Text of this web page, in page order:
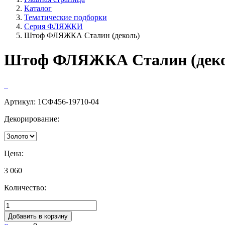
Каталог
Тематические подборки
Серия ФЛЯЖКИ
Штоф ФЛЯЖКА Сталин (деколь)
Штоф ФЛЯЖКА Сталин
Артикул: 1СФ456-19710-04
Декорирование:
Цена:
3 060
Количество:
Добавить в корзину